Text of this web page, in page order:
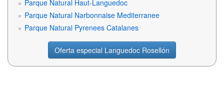
Parque Natural Haut-Languedoc
Parque Natural Narbonnaise Mediterranee
Parque Natural Pyrenees Catalanes
Oferta especial Languedoc Rosellón